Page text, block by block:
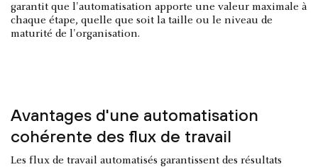
garantit que l'automatisation apporte une valeur maximale à
chaque étape, quelle que soit la taille ou le niveau de
maturité de l'organisation.
Avantages d'une automatisation
cohérente des flux de travail
Les flux de travail automatisés garantissent des résultats